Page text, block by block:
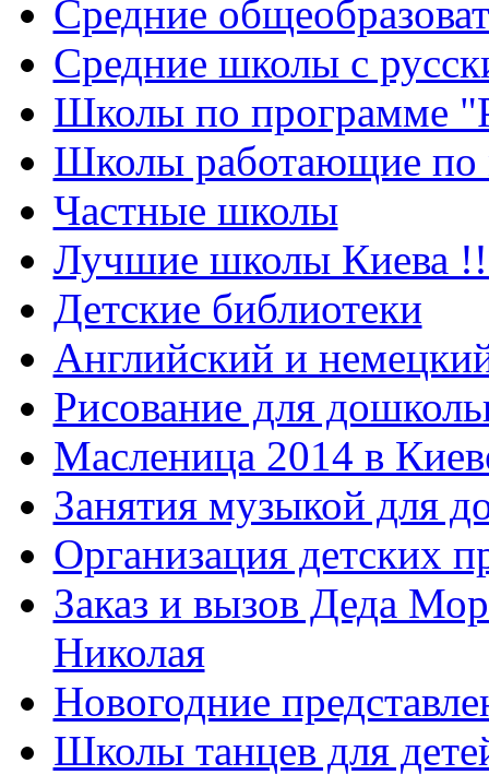
Cредние
Средние школы с
Школы по программе
Школы работающие по
Частные школы
Лучшие школы Киева
Детские библиотеки
Английский и
Рисование для
Масленица 2014 в
Занятия музыкой для
Организация детских
Заказ и вызов Деда
Николая
Новогодние
Школы танцев для